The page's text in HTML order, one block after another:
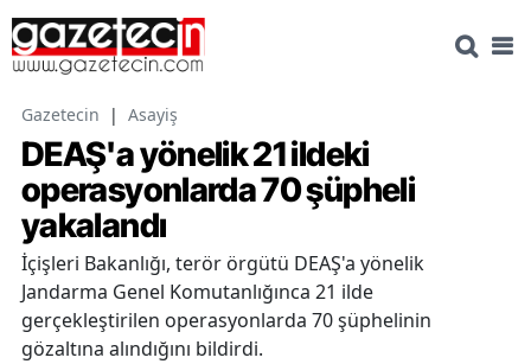
Gazetecin | Asayiş
DEAŞ'a yönelik 21 ildeki
operasyonlarda 70 şüpheli
yakalandı
İçişleri Bakanlığı, terör örgütü DEAŞ'a yönelik
Jandarma Genel Komutanlığınca 21 ilde
gerçekleştirilen operasyonlarda 70 şüphelinin
gözaltına alındığını bildirdi.